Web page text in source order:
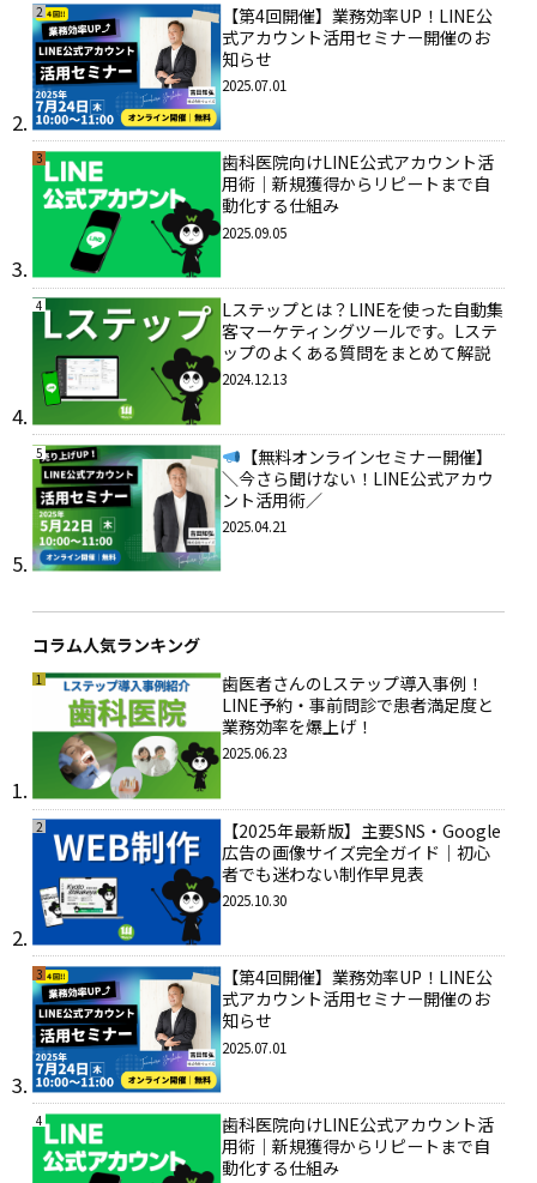
2
【第4回開催】業務効率UP！LINE公
式アカウント活用セミナー開催のお
知らせ
2025.07.01
3
歯科医院向けLINE公式アカウント活
用術｜新規獲得からリピートまで自
動化する仕組み
2025.09.05
4
Lステップとは？LINEを使った自動集
客マーケティングツールです。Lステ
ップのよくある質問をまとめて解説
2024.12.13
5
【無料オンラインセミナー開催】
＼今さら聞けない！LINE公式アカウ
ント活用術／
2025.04.21
コラム人気ランキング
1
歯医者さんのLステップ導入事例！
LINE予約・事前問診で患者満足度と
業務効率を爆上げ！
2025.06.23
2
【2025年最新版】主要SNS・Google
広告の画像サイズ完全ガイド｜初心
者でも迷わない制作早見表
2025.10.30
3
【第4回開催】業務効率UP！LINE公
式アカウント活用セミナー開催のお
知らせ
2025.07.01
4
歯科医院向けLINE公式アカウント活
用術｜新規獲得からリピートまで自
動化する仕組み